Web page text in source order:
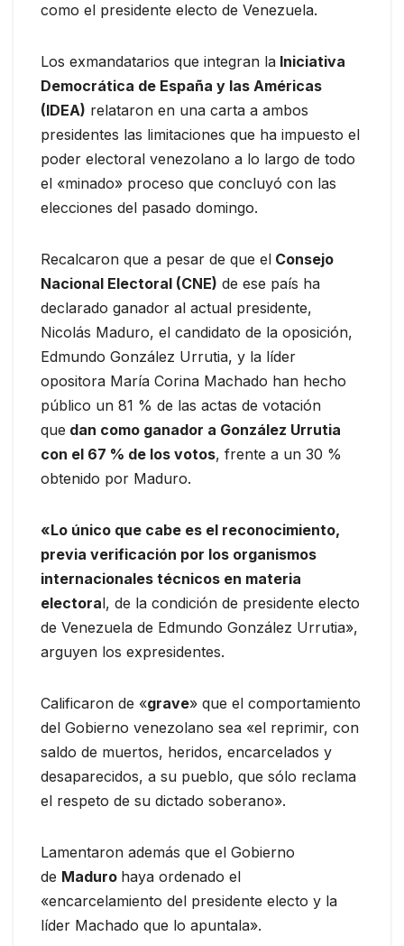
como el presidente electo de Venezuela.
Los exmandatarios que integran la Iniciativa
Democrática de España y las Américas
(IDEA) relataron en una carta a ambos
presidentes las limitaciones que ha impuesto el
poder electoral venezolano a lo largo de todo
el «minado» proceso que concluyó con las
elecciones del pasado domingo.
Recalcaron que a pesar de que el Consejo
Nacional Electoral (CNE) de ese país ha
declarado ganador al actual presidente,
Nicolás Maduro, el candidato de la oposición,
Edmundo González Urrutia, y la líder
opositora María Corina Machado han hecho
público un 81 % de las actas de votación
que dan como ganador a González Urrutia
con el 67 % de los votos, frente a un 30 %
obtenido por Maduro.
«Lo único que cabe es el reconocimiento,
previa verificación por los organismos
internacionales técnicos en materia
electoral, de la condición de presidente electo
de Venezuela de Edmundo González Urrutia»,
arguyen los expresidentes.
Calificaron de «grave» que el comportamiento
del Gobierno venezolano sea «el reprimir, con
saldo de muertos, heridos, encarcelados y
desaparecidos, a su pueblo, que sólo reclama
el respeto de su dictado soberano».
Lamentaron además que el Gobierno
de Maduro haya ordenado el
«encarcelamiento del presidente electo y la
líder Machado que lo apuntala».